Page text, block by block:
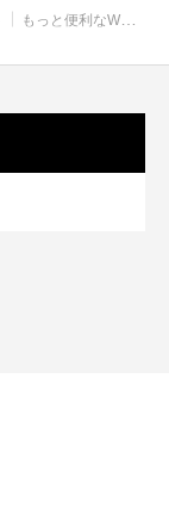
もっと便利なWMS使いこなし